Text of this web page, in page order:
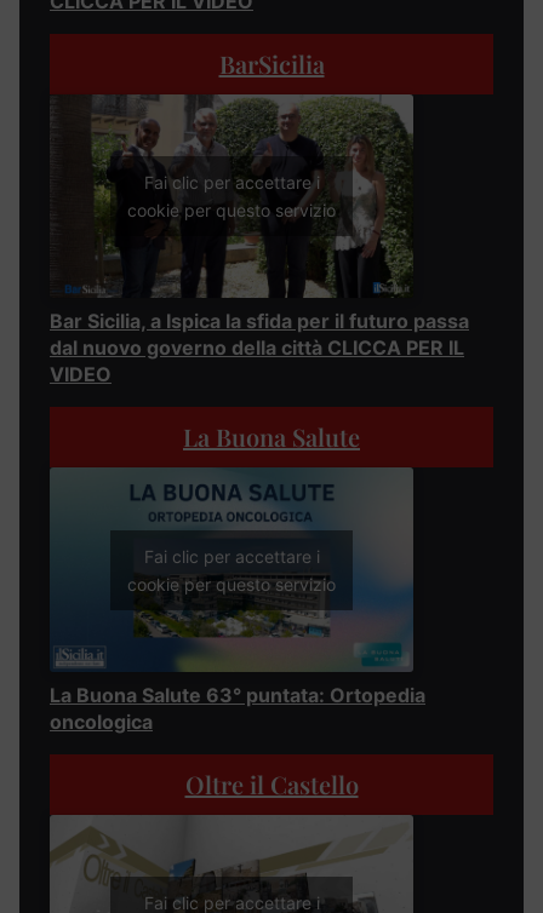
BarSicilia
Fai clic per accettare i
cookie per questo servizio
Bar Sicilia, a Ispica la sfida per il futuro passa
dal nuovo governo della città CLICCA PER IL
VIDEO
La Buona Salute
Fai clic per accettare i
cookie per questo servizio
La Buona Salute 63° puntata: Ortopedia
oncologica
Oltre il Castello
Fai clic per accettare i